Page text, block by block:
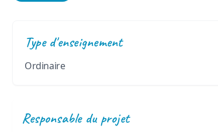
Type d'enseignement
Ordinaire
Responsable du projet